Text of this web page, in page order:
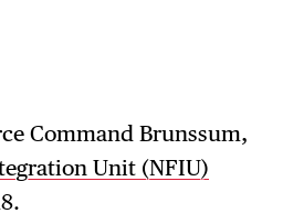
Command Brunssum,
Unit (NFIU)